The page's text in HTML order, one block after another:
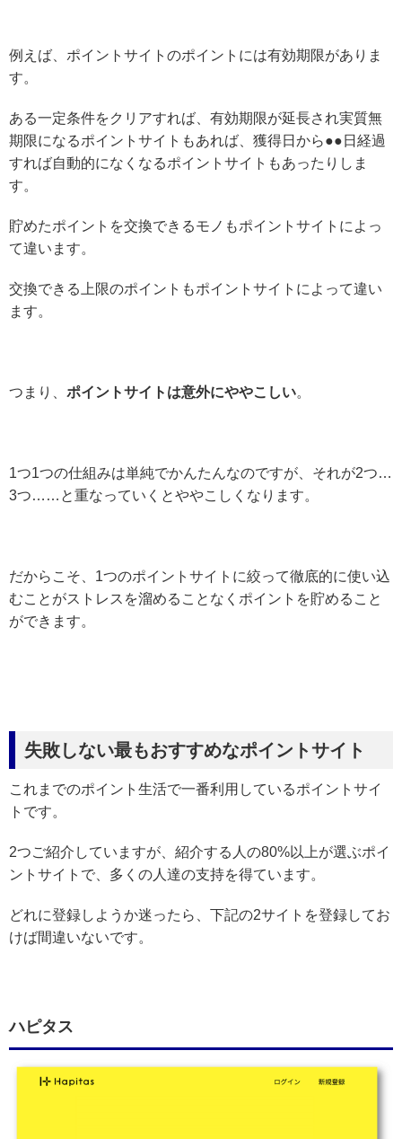
例えば、ポイントサイトのポイントには有効期限がありま
す。
ある一定条件をクリアすれば、有効期限が延長され実質無
期限になるポイントサイトもあれば、獲得日から●●日経過
すれば自動的になくなるポイントサイトもあったりしま
す。
貯めたポイントを交換できるモノもポイントサイトによっ
て違います。
交換できる上限のポイントもポイントサイトによって違い
ます。
つまり、 ポイントサイトは意外にややこしい。
1つ1つの仕組みは単純でかんたんなのですが、それが2つ…
3つ……と重なっていくとややこしくなります。
だからこそ、1つのポイントサイトに絞って徹底的に使い込
むことがストレスを溜めることなくポイントを貯めること
ができます。
失敗しない最もおすすめなポイントサイト
これまでのポイント生活で一番利用しているポイントサイ
トです。
2つご紹介していますが、紹介する人の80%以上が選ぶポイ
ントサイトで、多くの人達の支持を得ています。
どれに登録しようか迷ったら、下記の2サイトを登録してお
けば間違いないです。
ハピタス